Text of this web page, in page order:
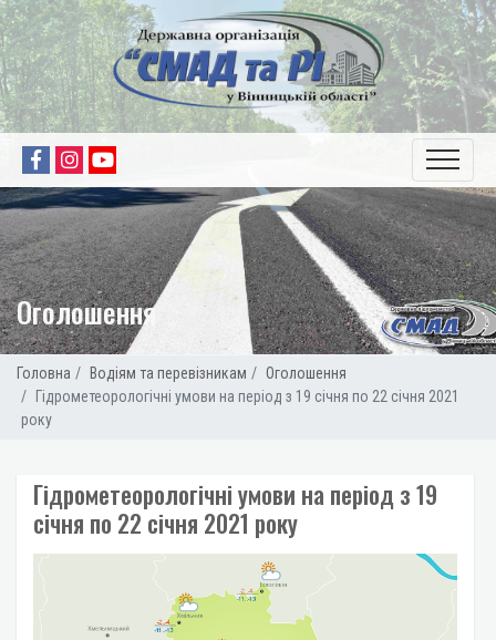
Головна Водіям та перевізникам
Оголошення
Гідрометеорологічні умови на період з 19 січня по 22 січня 2021
року
Оголошення
Гідрометеорологічні умови на період з 19
січня по 22 січня 2021 року